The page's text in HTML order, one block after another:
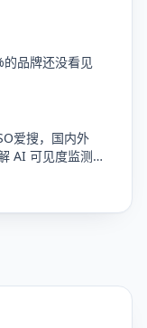
的品牌还没看见
爱搜，国内外
AI 可见度监测全